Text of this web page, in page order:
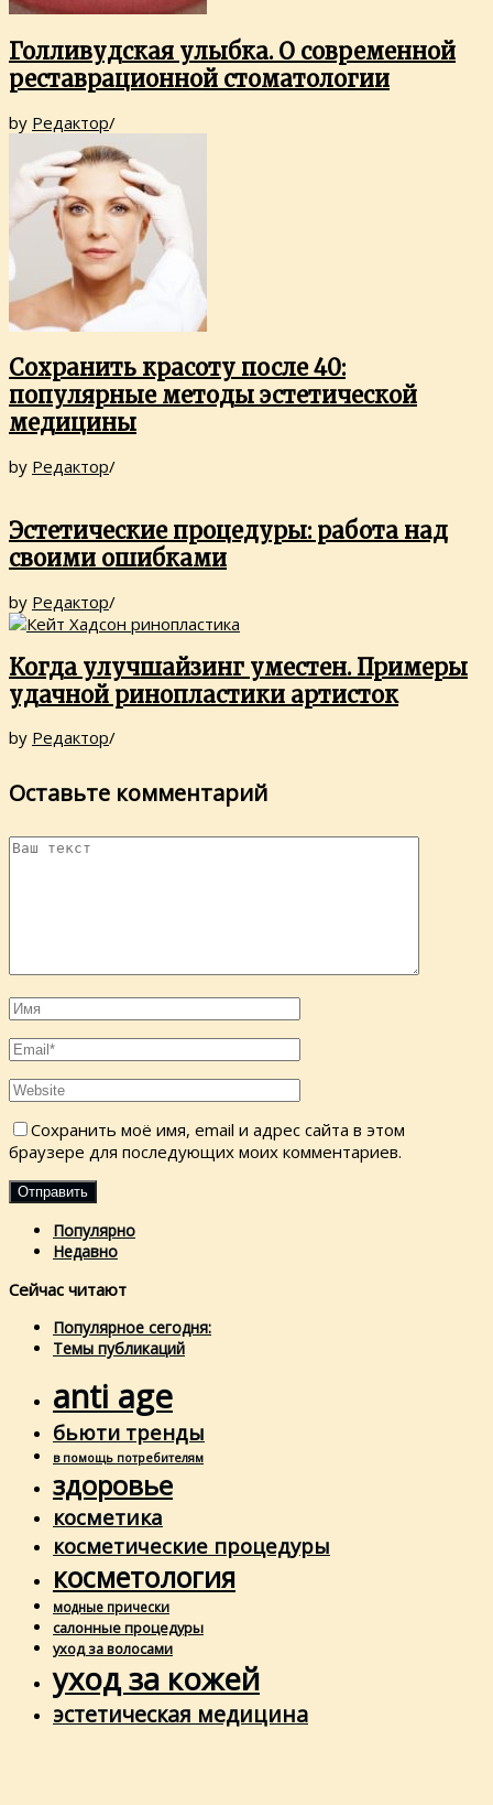
Голливудская улыбка. О современной
реставрационной стоматологии
by Редактор/
Сохранить красоту после 40:
популярные методы эстетической
медицины
by Редактор/
Эстетические процедуры: работа над
своими ошибками
by Редактор/
Когда улучшайзинг уместен. Примеры
удачной ринопластики артисток
by Редактор/
Оставьте комментарий
Сохранить моё имя, email и адрес сайта в этом
браузере для последующих моих комментариев.
Популярно
Недавно
Сейчас читают
Популярное сегодня:
Темы публикаций
anti age
бьюти тренды
в помощь потребителям
здоровье
косметика
косметические процедуры
косметология
модные прически
салонные процедуры
уход за волосами
уход за кожей
эстетическая медицина